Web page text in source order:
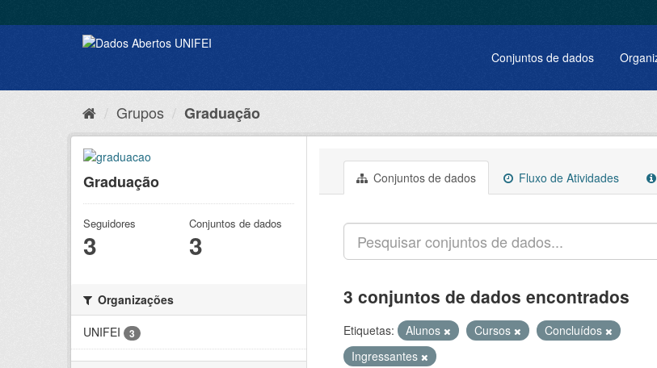
Conjuntos de dados
Grupos Graduação
Graduação
Seguidores
3
Conjuntos de dados
3
Organizações
UNIFEI
3
Conjuntos de dados Fluxo de Atividades
3 conjuntos de dados encontrados
Etiquetas: Alunos Cursos
Concluídos
Ingressantes